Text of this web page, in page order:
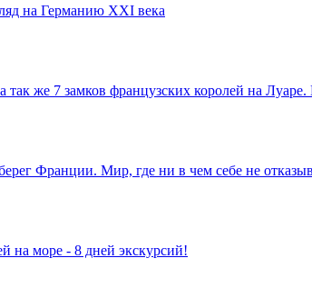
на Германию XXI века
же 7 замков французских королей на
Франции. Мир, где ни в чем себе не
на море - 8 дней экскурсий!